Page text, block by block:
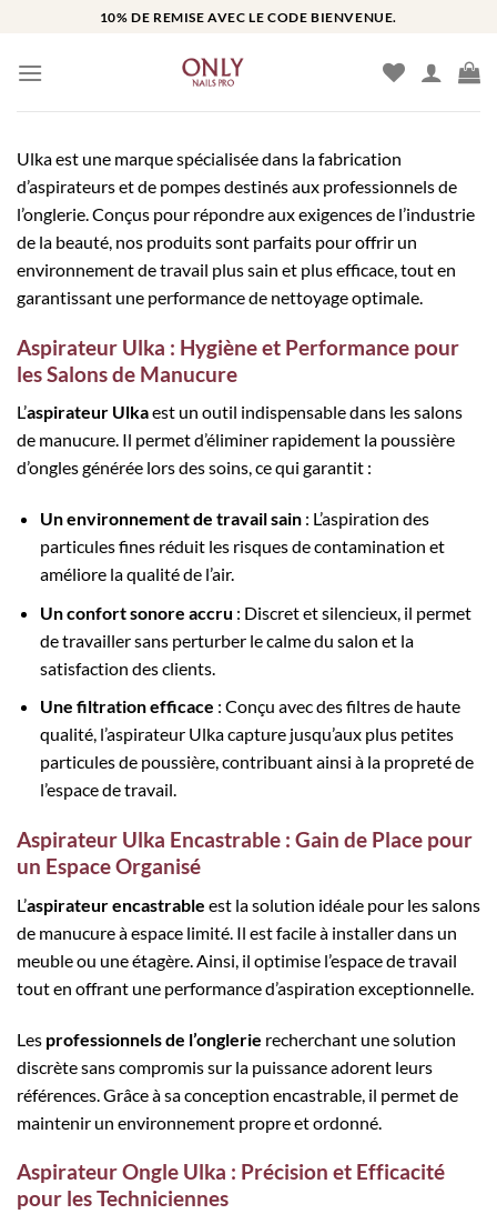
contenu
10% DE REMISE AVEC LE CODE BIENVENUE.
Ulka est une marque spécialisée dans la fabrication
d’aspirateurs et de pompes destinés aux professionnels de
l’onglerie. Conçus pour répondre aux exigences de l’industrie
de la beauté, nos produits sont parfaits pour offrir un
environnement de travail plus sain et plus efficace, tout en
garantissant une performance de nettoyage optimale.
Aspirateur Ulka : Hygiène et Performance pour
les Salons de Manucure
L’aspirateur Ulkaest un outil indispensable dans les salons
de manucure. Il permet d’éliminer rapidement la poussière
d’ongles générée lors des soins, ce qui garantit :
Un environnement de travail sain: L’aspiration des
particules fines réduit les risques de contamination et
améliore la qualité de l’air.
Un confort sonore accru : Discret et silencieux, il permet
de travailler sans perturber le calme du salon et la
satisfaction des clients.
Une filtration efficace : Conçu avec des filtres de haute
qualité, l’aspirateur Ulka capture jusqu’aux plus petites
particules de poussière, contribuant ainsi à la propreté de
l’espace de travail.
Aspirateur Ulka Encastrable : Gain de Place pour
un Espace Organisé
L’aspirateur encastrable est la solution idéale pour les salons
de manucure à espace limité. Il est facile à installer dans un
meuble ou une étagère. Ainsi, il optimise l’espace de travail
tout en offrant une performance d’aspiration exceptionnelle.
Les professionnels de l’onglerie recherchant une solution
discrète sans compromis sur la puissance adorent leurs
références. Grâce à sa conception encastrable, il permet de
maintenir un environnement propre et ordonné.
Aspirateur Ongle Ulka : Précision et Efficacité
pour les Techniciennes